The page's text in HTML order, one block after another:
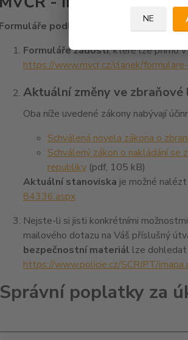
NE
Formuláře podle zákona o zbraních
Formuláře žádostí, které lze přímo
https://www.mvcr.cz/clanek/
Aktuální změny ve
Oba níže uvedené zákony nabývají
Schválená novela zákona o
Schválený zákon o nakládání se
republiky(pdf, 105 kB)
Aktuální stanoviska je možné
84336.aspx
Nejste-li si jisti konkrétními
mailového dotazu na Váš příslušný
bezpečnostní materiál lze
https://www.policie.cz/SCRIPT/
Správní poplatky za